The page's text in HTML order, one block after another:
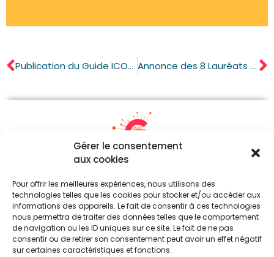
Gérer le consentement
aux cookies
Pour offrir les meilleures expériences, nous utilisons des
technologies telles que les cookies pour stocker et/ou accéder aux
informations des appareils. Le fait de consentir à ces technologies
nous permettra de traiter des données telles que le comportement
de navigation ou les ID uniques sur ce site. Le fait de ne pas
consentir ou de retirer son consentement peut avoir un effet négatif
sur certaines caractéristiques et fonctions.
Publication du Guide ICOPE : un outil clé pour la prévention des fragilités en Nouvelle-Aquitaine Annonce des 8 Lauréats de l’Appel à Solutions E-santé et Bien Vieillir – Saison 2
contact[a]gerontopole-na.fr
Parc d’Ester Technopole (Siège)
24, Rue Atlantis – Immeuble Boréal
87069 Limoges Cedex